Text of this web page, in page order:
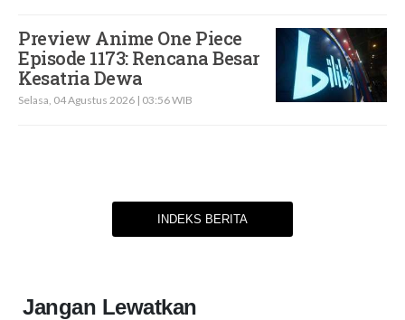
Preview Anime One Piece
Episode 1173: Rencana Besar
Kesatria Dewa
Selasa, 04 Agustus 2026 | 03:56 WIB
INDEKS BERITA
Jangan Lewatkan